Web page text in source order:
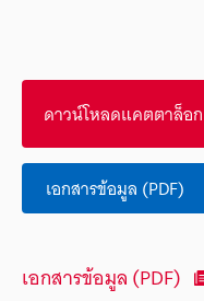
ดาวน์โหลดแคตตาล็อก
เอกสารข้อมูล (PDF)
เอกสารข้อมูล (PDF)